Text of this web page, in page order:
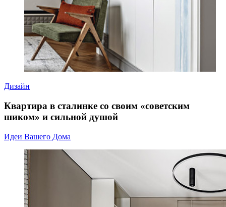
Дизайн
Квартира в сталинке со своим «советским
шиком» и сильной душой
Идеи Вашего Дома